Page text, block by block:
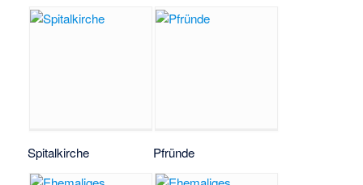
Spitalkirche Pfründe